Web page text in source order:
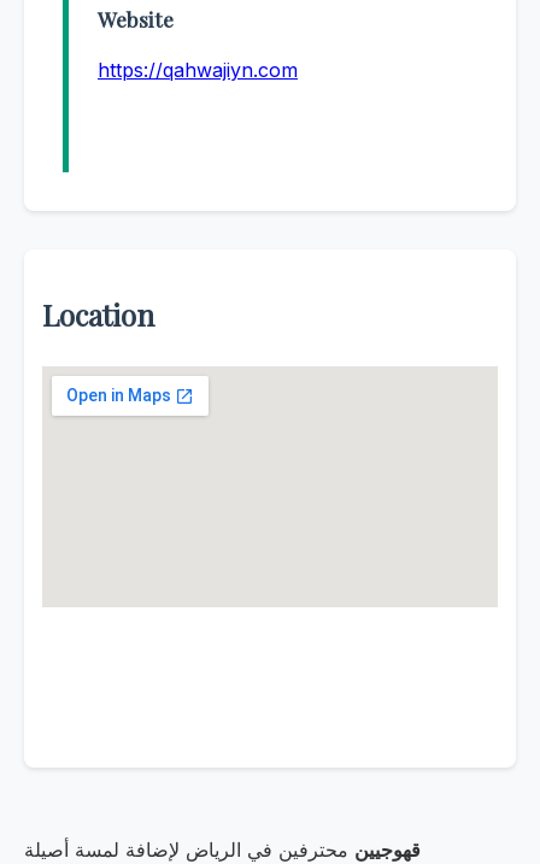
Website
https://qahwajiyn.com
Location
قهوجيين محترفين في الرياض لإضافة لمسة أصيلة